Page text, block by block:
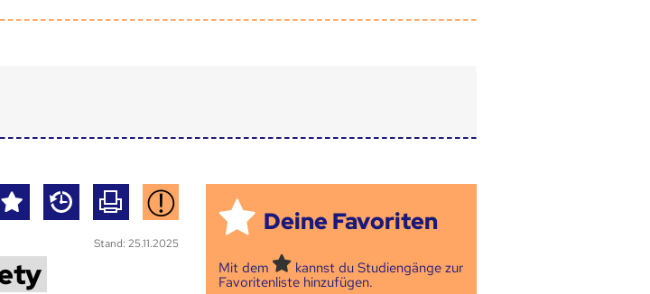
Stand: 25.11.2025
Deine Favoriten
Mit dem
kannst du Studiengänge zur
Favoritenliste hinzufügen.